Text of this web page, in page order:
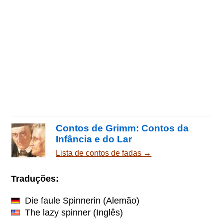
Contos de Grimm: Contos da
Infância e do Lar
Lista de contos de fadas →
Traduções:
Die faule Spinnerin (Alemão)
The lazy spinner (Inglês)